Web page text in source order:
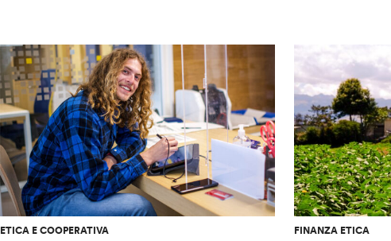
ETICA E COOPERATIVA FINANZA ETICA